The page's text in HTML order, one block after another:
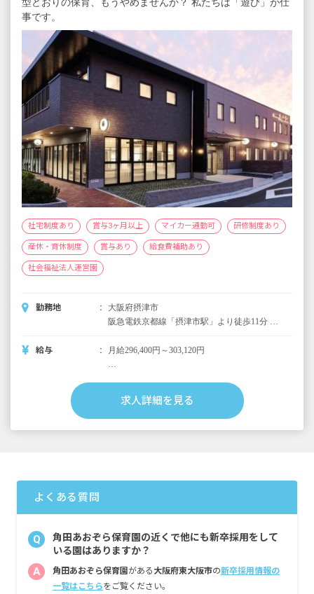
※評価期間中に基準に満たす勤務実績がない
※試用期間3カ月／同条件
型どおりの保育、もうやめませんか？ 私たちは「遊び」が仕
事です。
社宅制度あり 賞与3ヶ月以上 マイカー通勤可 研修制度あり
産休・育休制度 賞与あり 給食費補助あり
社会福祉法人運営園
勤務地
大阪府摂津市
阪急電鉄京都線「摂津市駅」より徒歩11分 大
カー・バイク・自転車通勤可
給与 月給296,400円～303,120円
（内訳）
基本給 198,400円
＜別途支給手当＞
■時間外手当
【補助金】
求人詳細を見る
よくある質問
Q
角田あおぞら保育園の近くで他にも新卒採用をして
いる園はありますか？
A 角田あおぞら保育園がある 大阪府東大阪市の新卒採用情報の
一覧はこちらをご覧ください。